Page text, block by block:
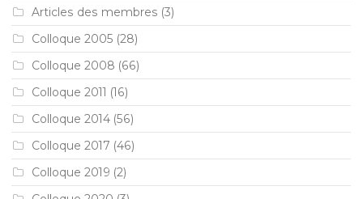
Articles des membres (3)
Colloque 2005 (28)
Colloque 2008 (66)
Colloque 2011 (16)
Colloque 2014 (56)
Colloque 2017 (46)
Colloque 2019 (2)